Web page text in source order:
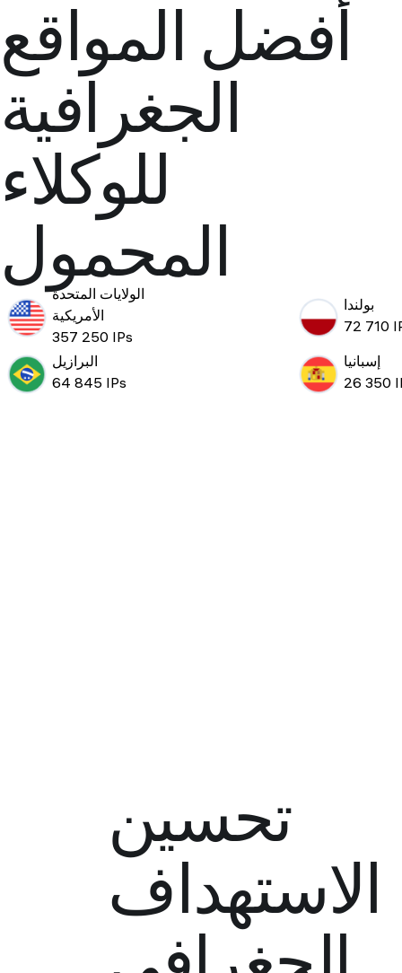
أفضل المواقع
الجغرافية
للوكلاء
المحمول
الولايات المتحدة
الأمريكية
357 250 IPs
بولندا
72 710
البرازيل
64 845 IPs
إسبانيا
26 350
تحسين
الاستهداف